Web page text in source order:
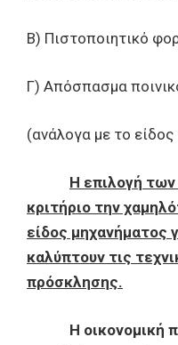
Β) Πιστοποιητικό
Γ) Απόσπασμα
(ανάλογα με το είδος
Η επιλογή των
κριτήριο την
είδος μηχανήματος
καλύπτουν τις
πρόσκλησης.
Η οικονομική